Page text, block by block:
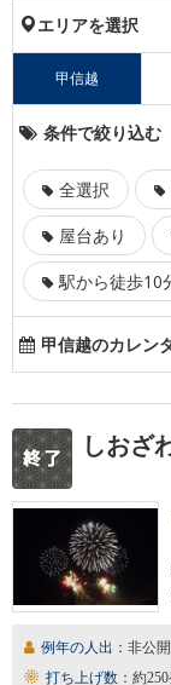
エリアを選択
甲信越
条件で絞り込む
全選択
屋台あり
駅から徒歩10
甲信越のカレン
しおざ
例年の人出： 非公開
打ち上げ数： 約250